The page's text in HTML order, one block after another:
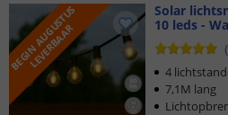
B
E
G
I
N
A
U
G
U
S
T
U
S
L
E
V
E
R
B
A
A
R
Solar
10 leds -
(
4
7,1M lang